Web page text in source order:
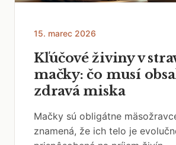
15. marec 2026
Kľúčové živiny v
mačky: čo musí
zdravá miska
Mačky sú obligátne
znamená, že ich telo je